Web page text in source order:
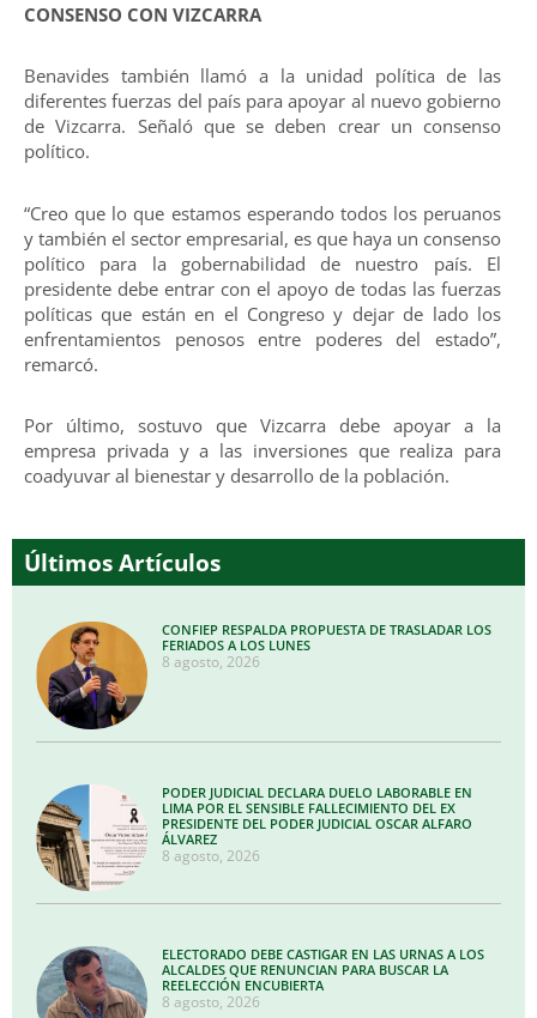
CONSENSO CON VIZCARRA
Benavides también llamó a la unidad política de las
diferentes fuerzas del país para apoyar al nuevo gobierno
de Vizcarra. Señaló que se deben crear un consenso
político.
“Creo que lo que estamos esperando todos los peruanos
y también el sector empresarial, es que haya un consenso
político para la gobernabilidad de nuestro país. El
presidente debe entrar con el apoyo de todas las fuerzas
políticas que están en el Congreso y dejar de lado los
enfrentamientos penosos entre poderes del estado”,
remarcó.
Por último, sostuvo que Vizcarra debe apoyar a la
empresa privada y a las inversiones que realiza para
coadyuvar al bienestar y desarrollo de la población.
Últimos Artículos
CONFIEP RESPALDA PROPUESTA DE TRASLADAR LOS
FERIADOS A LOS LUNES
8 agosto, 2026
PODER JUDICIAL DECLARA DUELO LABORABLE EN
LIMA POR EL SENSIBLE FALLECIMIENTO DEL EX
PRESIDENTE DEL PODER JUDICIAL OSCAR ALFARO
ÁLVAREZ
8 agosto, 2026
ELECTORADO DEBE CASTIGAR EN LAS URNAS A LOS
ALCALDES QUE RENUNCIAN PARA BUSCAR LA
REELECCIÓN ENCUBIERTA
8 agosto, 2026